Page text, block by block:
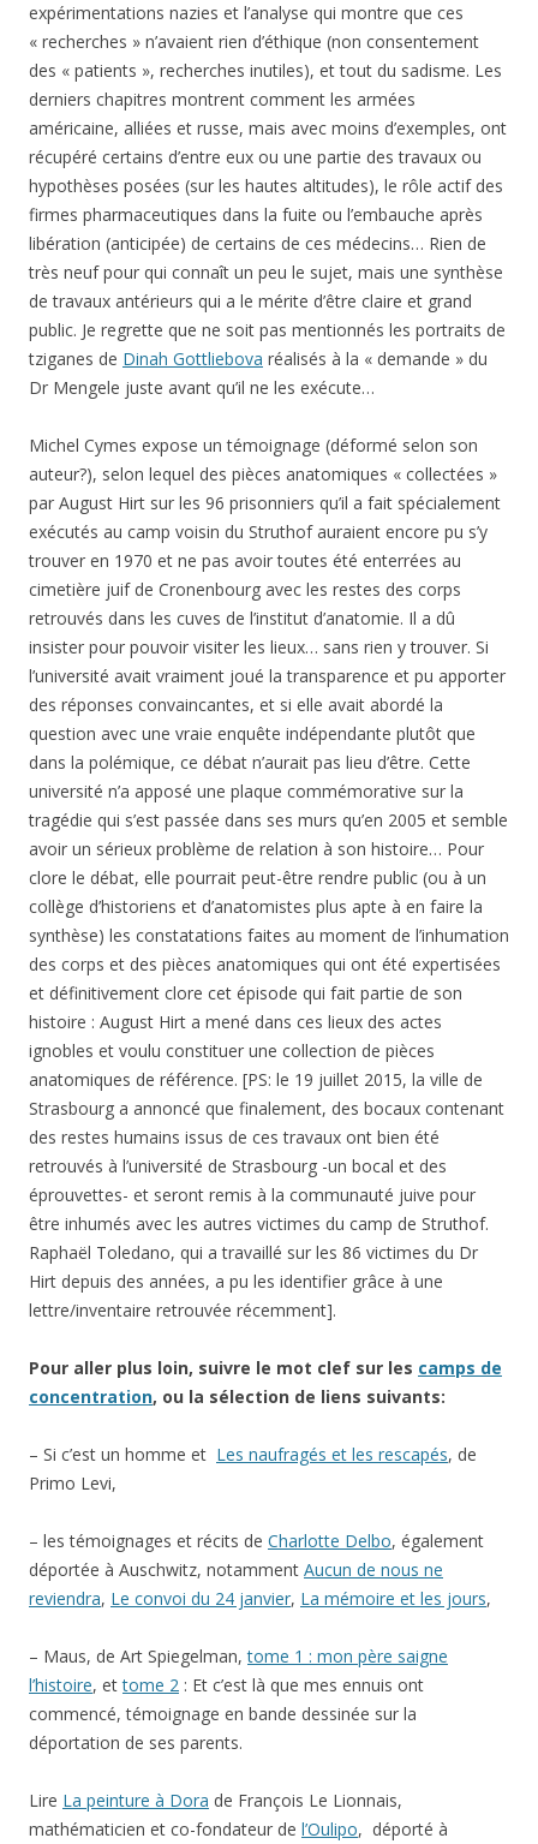
des « patients », recherches inutiles), et tout du sadisme. Les
derniers chapitres montrent comment les armées
américaine, alliées et russe, mais avec moins d’exemples, ont
récupéré certains d’entre eux ou une partie des travaux ou
hypothèses posées (sur les hautes altitudes), le rôle actif des
firmes pharmaceutiques dans la fuite ou l’embauche après
libération (anticipée) de certains de ces médecins… Rien de
très neuf pour qui connaît un peu le sujet, mais une synthèse
de travaux antérieurs qui a le mérite d’être claire et grand
public. Je regrette que ne soit pas mentionnés les portraits de
tziganes deDinah Gottliebovaréalisés à la « demande » du
Dr Mengele juste avant qu’il ne les exécute…
Michel Cymes expose un témoignage (déformé selon son
par August Hirt sur les 96 prisonniers qu’il a fait spécialement
exécutés au camp voisin du Struthof auraient encore pu s’y
trouver en 1970 et ne pas avoir toutes été enterrées au
cimetière juif de Cronenbourg avec les restes des corps
retrouvés dans les cuves de l’institut d’anatomie. Il a dû
insister pour pouvoir visiter les lieux… sans rien y trouver. Si
l’université avait vraiment joué la transparence et pu apporter
des réponses convaincantes, et si elle avait abordé la
question avec une vraie enquête indépendante plutôt que
dans la polémique, ce débat n’aurait pas lieu d’être. Cette
université n’a apposé une plaque commémorative sur la
tragédie qui s’est passée dans ses murs qu’en 2005 et semble
avoir un sérieux problème de relation à son histoire… Pour
clore le débat, elle pourrait peut-être rendre public (ou à un
collège d’historiens et d’anatomistes plus apte à en faire la
synthèse) les constatations faites au moment de l’inhumation
des corps et des pièces anatomiques qui ont été expertisées
et définitivement clore cet épisode qui fait partie de son
histoire : August Hirt a mené dans ces lieux des actes
ignobles et voulu constituer une collection de pièces
anatomiques de référence. [PS: le 19 juillet 2015, la ville de
Strasbourg a annoncé que finalement, des bocaux contenant
des restes humains issus de ces travaux ont bien été
retrouvés à l’université de Strasbourg -un bocal et des
éprouvettes- et seront remis à la communauté juive pour
être inhumés avec les autres victimes du camp de Struthof.
Raphaël Toledano, qui a travaillé sur les 86 victimes du Dr
Hirt depuis des années, a pu les identifier grâce à une
lettre/inventaire retrouvée récemment].
Pour aller plus loin, suivre le mot clef sur les
– Si c’est un homme etLes naufragés et les rescapés
– les témoignages et récits de
reviendra,Le convoi du 24 janvier,La mémoire et les jours
– Maus, de Art Spiegelman,tome 1 : mon père saigne
commencé, témoignage en bande dessinée sur la
déportation de ses parents.
LireLa peinture à Dorade François Le Lionnais,
Buchenwald et Mittelbau-Dora, un autre témoignage sur la
manière de survivre.